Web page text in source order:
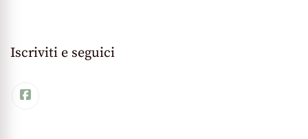
Iscriviti e seguici